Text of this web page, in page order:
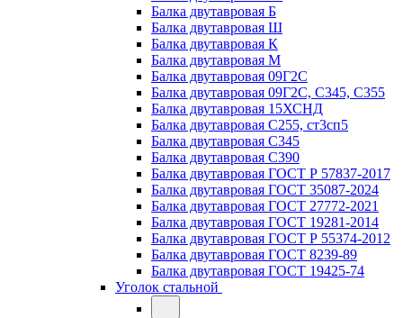
Балка двутавровая Б
Балка двутавровая Ш
Балка двутавровая К
Балка двутавровая М
Балка двутавровая 09Г2С
Балка двутавровая 09Г2С, С345, С355
Балка двутавровая 15ХСНД
Балка двутавровая С255, ст3сп5
Балка двутавровая С345
Балка двутавровая С390
Балка двутавровая ГОСТ Р 57837-2017
Балка двутавровая ГОСТ 35087-2024
Балка двутавровая ГОСТ 27772-2021
Балка двутавровая ГОСТ 19281-2014
Балка двутавровая ГОСТ Р 55374-2012
Балка двутавровая ГОСТ 8239-89
Балка двутавровая ГОСТ 19425-74
Уголок стальной